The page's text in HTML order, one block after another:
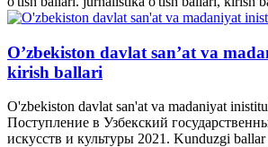
O’zbekiston davlat san’at va
kirish ballari
O'zbekiston davlat san'at va madaniyat
Поступление в Узбекский
искусств и культуры 2021. Kunduzgi